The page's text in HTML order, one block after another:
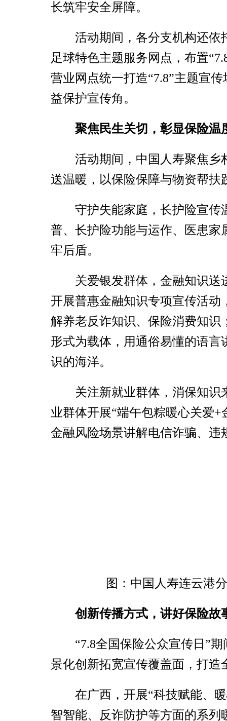
长筑牢安全屏障。
活动期间，各分支机构还依
足球特色主题服务网点，布置
营业网点统一打造“7.8”主题宣
益保护宣传角。
聚焦民生关切，彰显保险温
活动期间，中国人寿聚焦乡
送温暖，以保险保障与物资帮扶
守护失能家庭，长护险宣
普、长护险功能与运作、医患
牢后盾。
关爱银发群体，金融知识
开展普惠金融知识专项宣传活
解养老反诈知识、保险消费知识
形式为载体，用通俗易懂的语
识的海洋。
关注新就业群体，消保知
业群体开展“端午包粽暖心关爱
金融风险场景讲解电信诈骗、
图：中国人寿连云港
创新传播方式，讲好保险故
“7.8全国保险公众宣传日”
景化创新拓宽宣传覆盖面，打造
在广西，开展“科技赋能、
智智能、反诈防护等方面的系